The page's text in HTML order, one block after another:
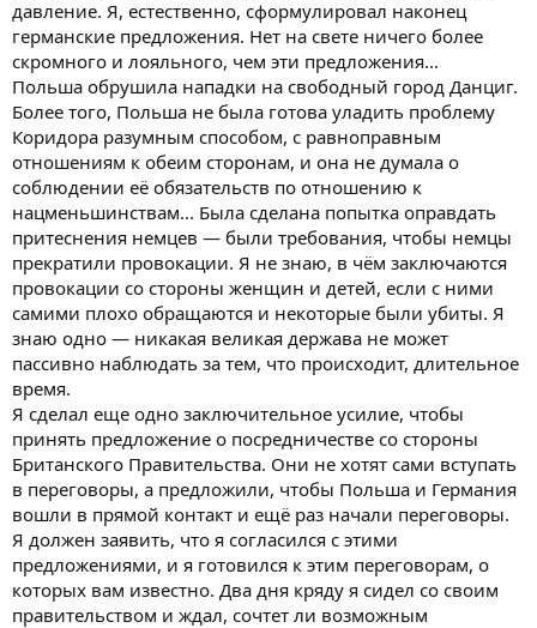
давление. Я, естественно, сформулировал наконец
германские предложения. Нет на свете ничего более
скромного и лояльного, чем эти предложения...
Польша обрушила нападки на свободный город Данциг.
Более того, Польша не была готова уладить проблему
Коридора разумным способом, с равноправным
отношениям к обеим сторонам, и она не думала о
соблюдении её обязательств по отношению к
нацменьшинствам... Была сделана попытка оправдать
притеснения немцев — были требования, чтобы немцы
прекратили провокации. Я не знаю, в чём заключаются
провокации со стороны женщин и детей, если с ними
самими плохо обращаются и некоторые были убиты. Я
знаю одно — никакая великая держава не может
пассивно наблюдать за тем, что происходит, длительное
время.
Я сделал еще одно заключительное усилие, чтобы
принять предложение о посредничестве со стороны
Британского Правительства. Они не хотят сами вступать
в переговоры, а предложили, чтобы Польша и Германия
вошли в прямой контакт и ещё раз начали переговоры.
Я должен заявить, что я согласился с этими
предложениями, и я готовился к этим переговорам, о
которых вам известно. Два дня кряду я сидел со своим
правительством и ждал, сочтет ли возможным